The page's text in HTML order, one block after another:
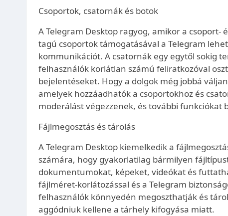
Csoportok, csatornák és botok
A Telegram Desktop ragyog, amikor a csoport-
tagú csoportok támogatásával a Telegram
kommunikációt. A csatornák egy egytől sokig
felhasználók korlátlan számú feliratkozóval
bejelentéseket. Hogy a dolgok még jobbá
amelyek hozzáadhatók a csoportokhoz és
moderálást végezzenek, és további funkciókat
Fájlmegosztás és tárolás
A Telegram Desktop kiemelkedik a
számára, hogy gyakorlatilag bármilyen
dokumentumokat, képeket, videókat és
fájlméret-korlátozással és a Telegram
felhasználók könnyedén megoszthatják és
aggódniuk kellene a tárhely kifogyása miatt.